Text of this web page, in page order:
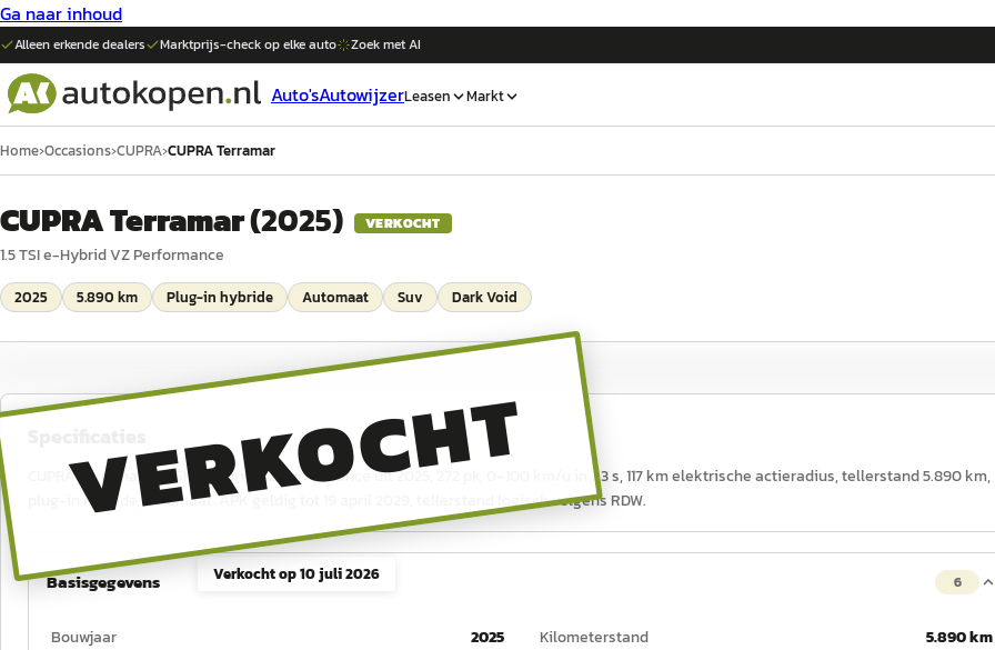
Ga naar inhoud
Alleen erkende dealers Marktprijs-check op elkeauto Zoek met AI
Auto'sAutowijzerLeasen Markt
Home›Occasions›CUPRA›CUPRA Terramar
CUPRA Terramar(2025) VERKOCHT
1.5 TSI e-Hybrid VZ Performance
2025 5.890 km Plug-in hybride Automaat Suv Dark Void
VERKOCHT
Verkocht op10 juli 2026
CUPRA Terramar 1.5 TSI e-Hybrid VZ Performance uit 2025, 272 pk, 0–100 km/u in 7,3 s, 117 km elektrische actieradius, tellerstand 5.890 km,
plug-in hybride, automaat. APK geldig tot 19 april 2029, tellerstand logisch volgens RDW.
Basisgegevens 6
Bouwjaar 2025 Kilometerstand
5.890 km